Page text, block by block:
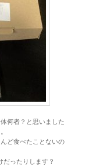
何者？と思いました
ど食べたことないの
ったりします？